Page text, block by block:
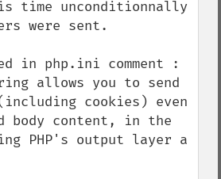
time unconditionnally
were sent.
in php.ini comment :
allows you to send
cookies) even
body content, in the
PHP's output layer a